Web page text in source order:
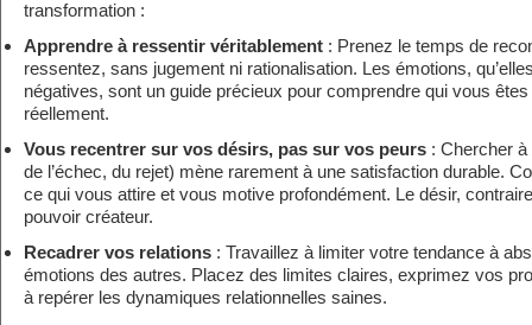
transformation :
Apprendre à ressentir véritablement : Prenez le temps de
ressentez, sans jugement ni rationalisation. Les émotions,
négatives, sont un guide précieux pour comprendre qui vous
réellement.
Vous recentrer sur vos désirs, pas sur vos peurs : Chercher
de l’échec, du rejet) mène rarement à une satisfaction durable.
ce qui vous attire et vous motive profondément. Le désir,
pouvoir créateur.
Recadrer vos relations : Travaillez à limiter votre tendance à
émotions des autres. Placez des limites claires, exprimez vos
à repérer les dynamiques relationnelles saines.